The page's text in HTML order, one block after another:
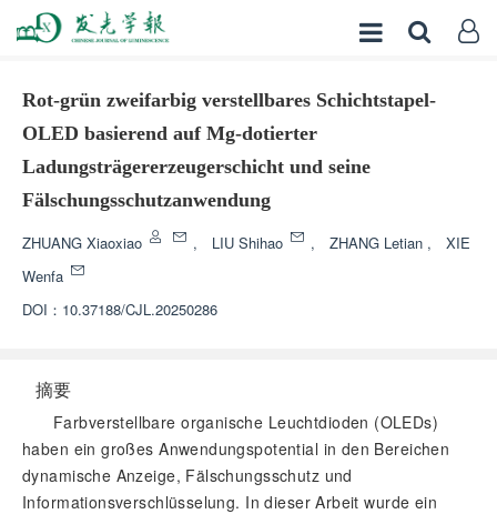
Rot-grün zweifarbig verstellbares Schichtstapel-
OLED basierend auf Mg-dotierter
Ladungsträgererzeugerschicht und seine
Fälschungsschutzanwendung
ZHUANG Xiaoxiao , LIU Shihao , ZHANG Letian ,
XIE
Wenfa
DOI： 10.37188/CJL.20250286
摘要
Farbverstellbare organische Leuchtdioden (OLEDs)
haben ein großes Anwendungspotential in den Bereichen
dynamische Anzeige, Fälschungsschutz und
Informationsverschlüsselung. In dieser Arbeit wurde ein